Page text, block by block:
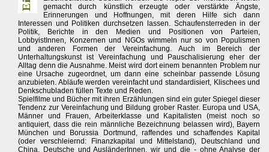
gemacht durch künstlich erzeugte oder verstärkte Ängste,
Erinnerungen und Hoffnungen, mit deren Hilfe sich dann
Interessen und Politiken durchsetzen lassen. Schaufensterreden in der
Politik, Berichte in den Medien und Positionen von Parteien,
LobbyistInnen, Konzernen und NGOs wimmeln nur so von Populismen
und anderen Formen der Vereinfachung. Auch im Bereich der
Unterhaltungskunst ist Vereinfachung und Pauschalisierung eher der
Alltag denn die Ausnahme. Meist wird dort einem benannten Problem nur
eine Ursache zugeordnet, um dann eine scheinbar passende Lösung
anzubieten. Abläufe werden vereinfacht und standardisiert, Klischees und
Denkschubladen füllen Texte und Reden.
Spielfilme und Bücher mit ihren Erzählungen sind ein guter Spiegel dieser
Tendenz zur Vereinfachung und Bildung grober Raster. Europa und USA,
Männer und Frauen, Arbeiterklasse und Kapitalisten (meist noch so
antiquiert, dass die rein männliche Bezeichnung belassen wird), Bayern
München und Borussia Dortmund, raffendes und schaffendes Kapital
(oder verschleiernd: Finanzkapital und Mittelstand), Deutschland und
China, Deutsche und AusländerInnen, wir und die - ohne Analyse der